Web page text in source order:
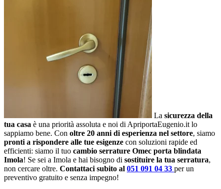
La sicurezza della
tua casa è una priorità assoluta e noi di ApriportaEugenio.it lo
sappiamo bene. Con oltre 20 anni di esperienza nel settore, siamo
pronti a rispondere alle tue esigenze con soluzioni rapide ed
efficienti: siamo il tuo cambio serrature Omec porta blindata
Imola! Se sei a Imola e hai bisogno di sostituire la tua serratura,
non cercare oltre. Contattaci subito al 051 091 04 33 per un
preventivo gratuito e senza impegno!